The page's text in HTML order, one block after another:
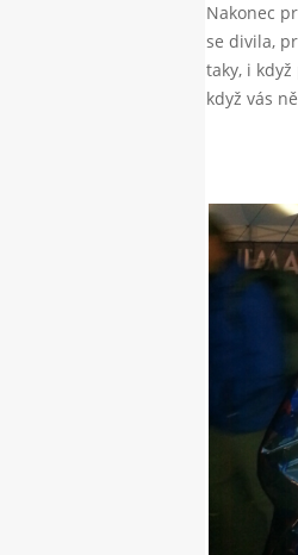
Nakonec
se divila,
taky, i
když vás